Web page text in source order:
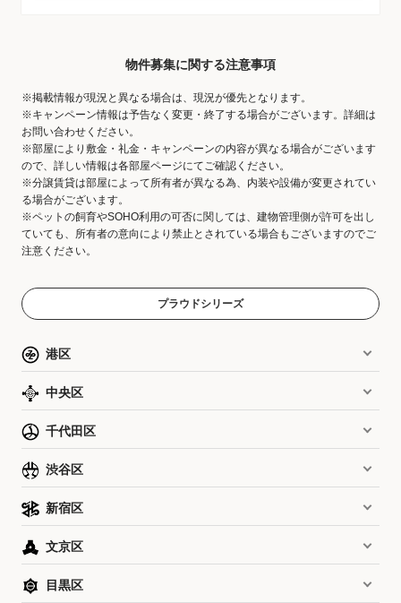
物件募集に関する注意事項
※掲載情報が現況と異なる場合は、現況が優先となります。
※キャンペーン情報は予告なく変更・終了する場合がございます。詳細は
お問い合わせください。
※部屋により敷金・礼金・キャンペーンの内容が異なる場合がございます
ので、詳しい情報は各部屋ページにてご確認ください。
※分譲賃貸は部屋によって所有者が異なる為、内装や設備が変更されてい
る場合がございます。
※ペットの飼育やSOHO利用の可否に関しては、建物管理側が許可を出し
ていても、所有者の意向により禁止とされている場合もございますのでご
注意ください。
プラウドシリーズ
港区
中央区
千代田区
渋谷区
新宿区
文京区
目黒区